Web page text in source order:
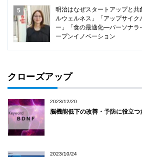
明治はなぜスタートアップと
ルウェルネス」「アップサイク
ー」「食の最適化―パーソナラ
ープンイノベーション
クローズアップ
2023/12/20
脳機能低下の改善・予防に役立
2023/10/24